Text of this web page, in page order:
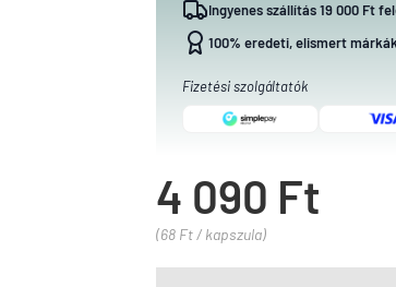
Ingyenes szállítás 19 000 Ft
100% eredeti, elismert márkák
Fizetési szolgáltatók
4 090 Ft
(68 Ft / kapszula)